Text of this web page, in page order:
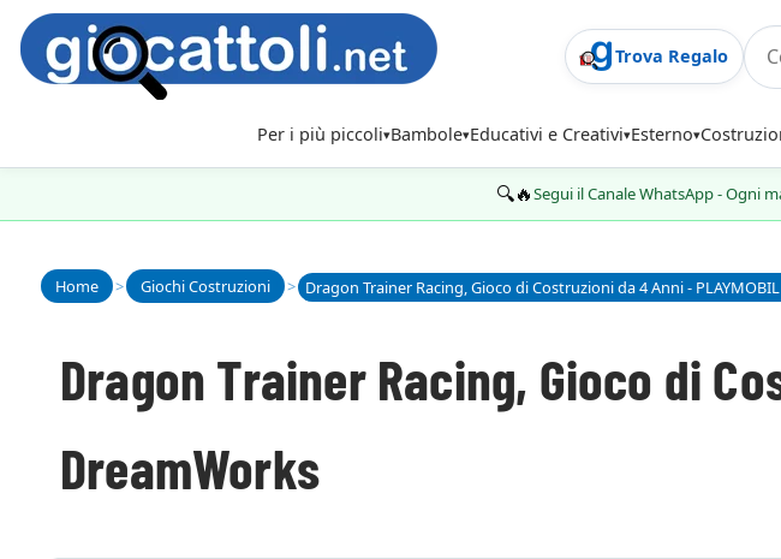
Per i più piccoli Bambole Educativi e Creativi Esterno
Trova Regalo
🔍🔥Segui il Canale WhatsApp - Ogni
Home > Giochi Costruzioni >
Dragon Trainer Racing, Gioco di
DreamWorks